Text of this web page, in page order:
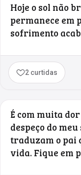
Hoje o sol não
permanece em
sofrimento
2 curtidas
É com muita
despeço do
traduzam o pai
vida. Fique em